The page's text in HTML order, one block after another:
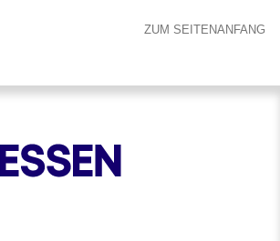
ZUM SEITENANFANG
Landesregierung